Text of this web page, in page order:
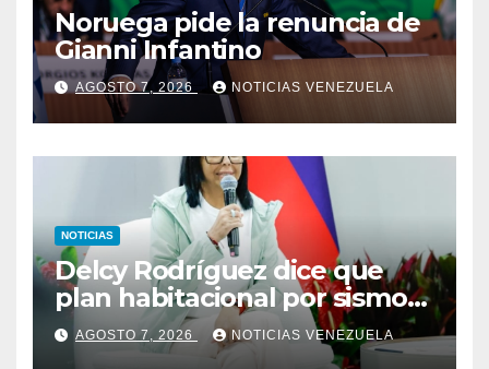
Noruega pide la renuncia de
Gianni Infantino
AGOSTO 7, 2026 NOTICIAS VENEZUELA
NOTICIAS
Delcy Rodríguez dice que
plan habitacional por sismos
ha beneficiado a unas 2.000
personas en una semana
AGOSTO 7, 2026 NOTICIAS VENEZUELA